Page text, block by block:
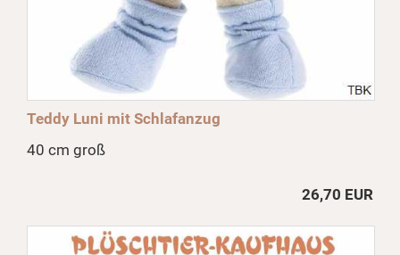
Teddy Luni mit Schlafanzug
40 cm groß
26,70 EUR